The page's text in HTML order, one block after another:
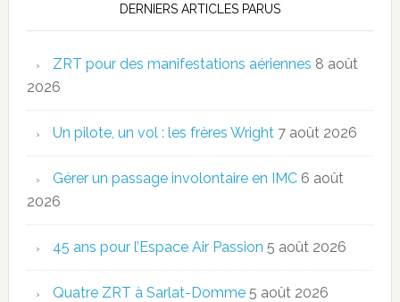
DERNIERS ARTICLES PARUS
ZRT pour des manifestations aériennes 8 août
2026
Un pilote, un vol : les frères Wright 7 août 2026
Gérer un passage involontaire en IMC 6 août
2026
45 ans pour l’Espace Air Passion 5 août 2026
Quatre ZRT à Sarlat-Domme 5 août 2026